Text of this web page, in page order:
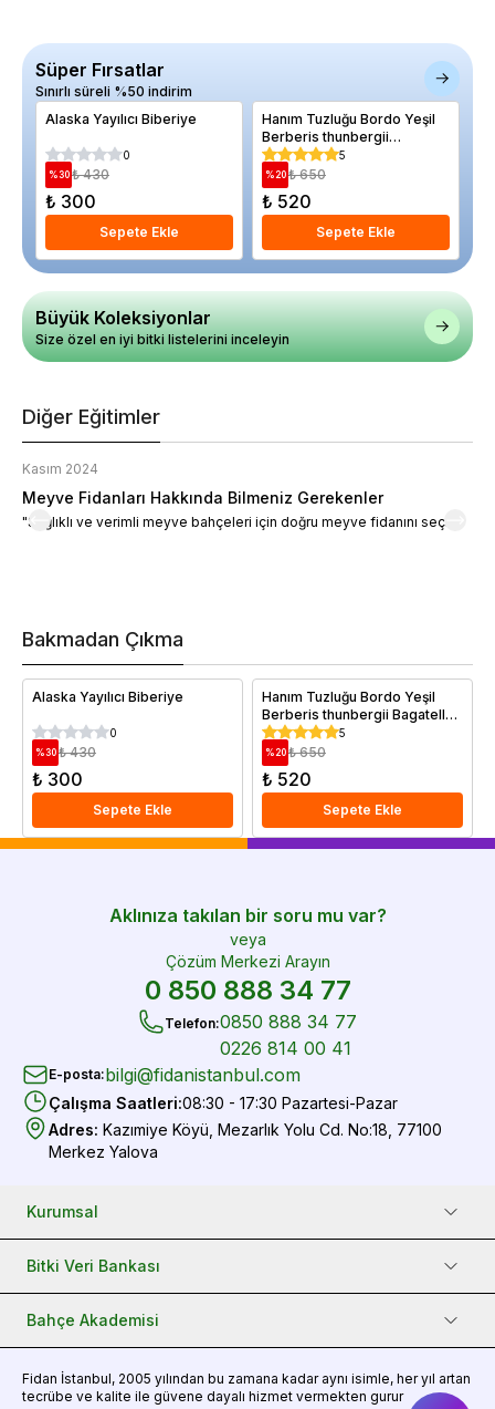
Süper Fırsatlar
Sınırlı süreli %50 indirim
Alaska Yayılıcı Biberiye
0
%30 ₺ 430
₺ 300
Sepete Ekle
Hanım Tuzluğu Bordo Yeşil
Berberis thunbergii
Bagatelle Saksıda
5
%20 ₺ 650
₺ 520
Sepete Ekle
Büyük Koleksiyonlar
Size özel en iyi bitki listelerini inceleyin
Diğer Eğitimler
Kasım 2024
Meyve Fidanları Hakkında Bilmeniz Gerekenler
"Sağlıklı ve verimli meyve bahçeleri için doğru meyve fidanını seçin."
Bakmadan Çıkma
Alaska Yayılıcı Biberiye
0
%30 ₺ 430
₺ 300
Sepete Ekle
Hanım Tuzluğu Bordo Yeşil
Berberis thunbergii Bagatelle
Saksıda
5
%20 ₺ 650
₺ 520
Sepete Ekle
Aklınıza takılan bir soru mu var?
veya
Çözüm Merkezi Arayın
0 850 888 34 77
Telefon:0850 888 34 77
0226 814 00 41
E-posta:bilgi@fidanistanbul.com
Çalışma Saatleri:08:30 - 17:30 Pazartesi-Pazar
Adres: Kazımiye Köyü, Mezarlık Yolu Cd. No:18, 77100
Merkez Yalova
Kurumsal
Bitki Veri Bankası
Bahçe Akademisi
Fidan İstanbul, 2005 yılından bu zamana kadar aynı isimle, her yıl artan
tecrübe ve kalite ile güvene dayalı hizmet vermekten gurur